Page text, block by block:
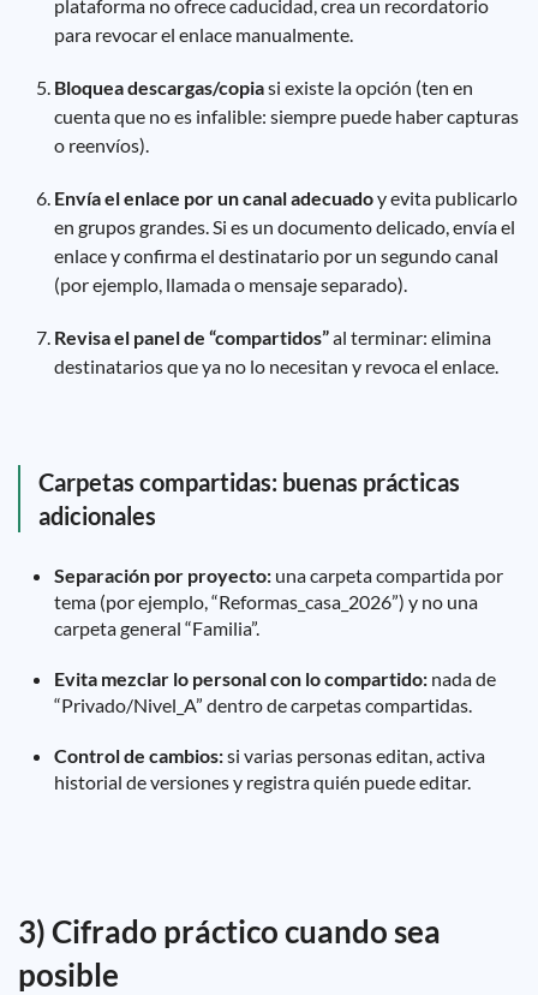
plataforma no ofrece caducidad, crea un recordatorio
para revocar el enlace manualmente.
Bloquea descargas/copiasi existe la opción (ten en
cuenta que no es infalible: siempre puede haber capturas
o reenvíos).
Envía el enlace por un canal adecuadoy evita publicarlo
en grupos grandes. Si es un documento delicado, envía el
enlace y confirma el destinatario por un segundo canal
(por ejemplo, llamada o mensaje separado).
Revisa el panel de “compartidos”al terminar: elimina
destinatarios que ya no lo necesitan y revoca el enlace.
Carpetas compartidas: buenas prácticas
adicionales
Separación por proyecto: una carpeta compartida por
tema (por ejemplo, “Reformas_casa_2026”) y no una
carpeta general “Familia”.
Evita mezclar lo personal con lo compartido: nada de
“Privado/Nivel_A” dentro de carpetas compartidas.
Control de cambios:si varias personas editan, activa
historial de versiones y registra quién puede editar.
3) Cifrado práctico cuando sea
posible